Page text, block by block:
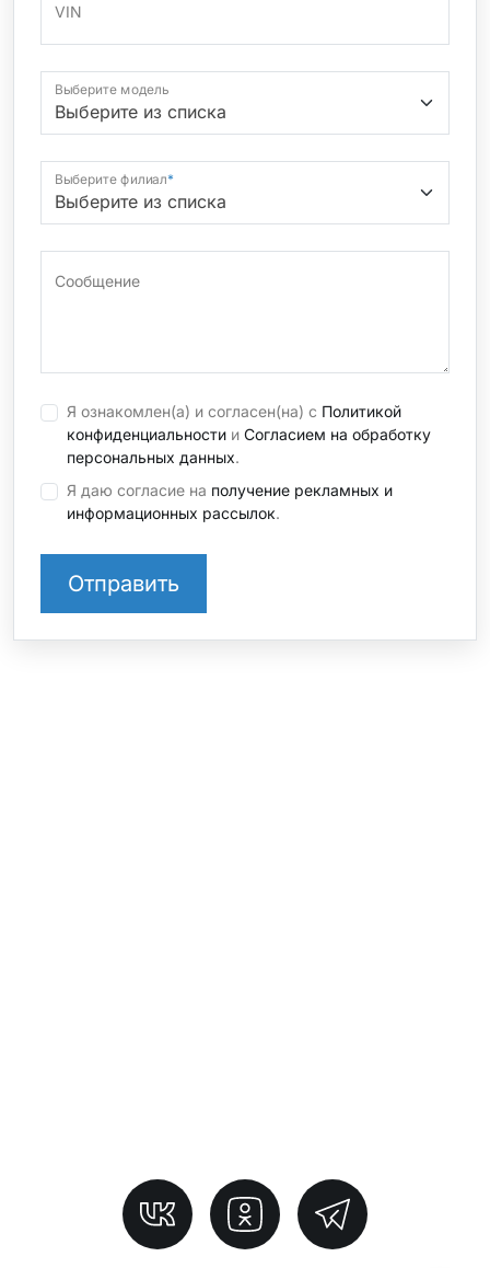
VIN
Выберите модель
Выберите филиал*
Сообщение
Я ознакомлен(а) и согласен(на) с Политикой
конфиденциальности и Согласием на обработку
персональных данных.
Я даю согласие на получение рекламных и
информационных рассылок.